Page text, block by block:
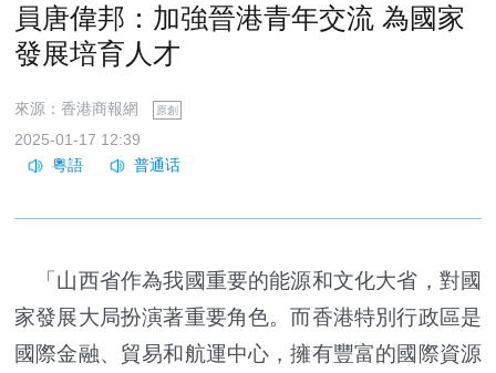
員唐偉邦：加強晉港青年交流 為國家
發展培育人才
來源：香港商報網 原創
2025-01-17 12:39
「山西省作為我國重要的能源和文化大省，對國
家發展大局扮演著重要角色。而香港特別行政區是
國際金融、貿易和航運中心，擁有豐富的國際資源